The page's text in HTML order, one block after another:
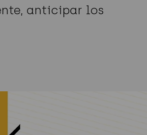
anticipar los